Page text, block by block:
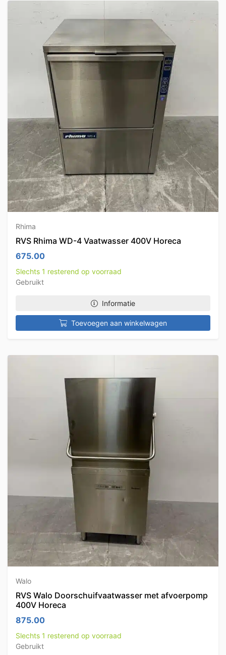
Rhima
RVS Rhima WD-4 Vaatwasser 400V Horeca
675.00
Slechts 1 resterend op voorraad
Gebruikt
Informatie
Toevoegen aan winkelwagen
Walo
RVS Walo Doorschuifvaatwasser met afvoerpomp
400V Horeca
875.00
Slechts 1 resterend op voorraad
Gebruikt